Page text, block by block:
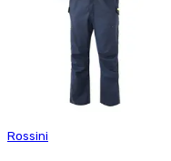
Rossini